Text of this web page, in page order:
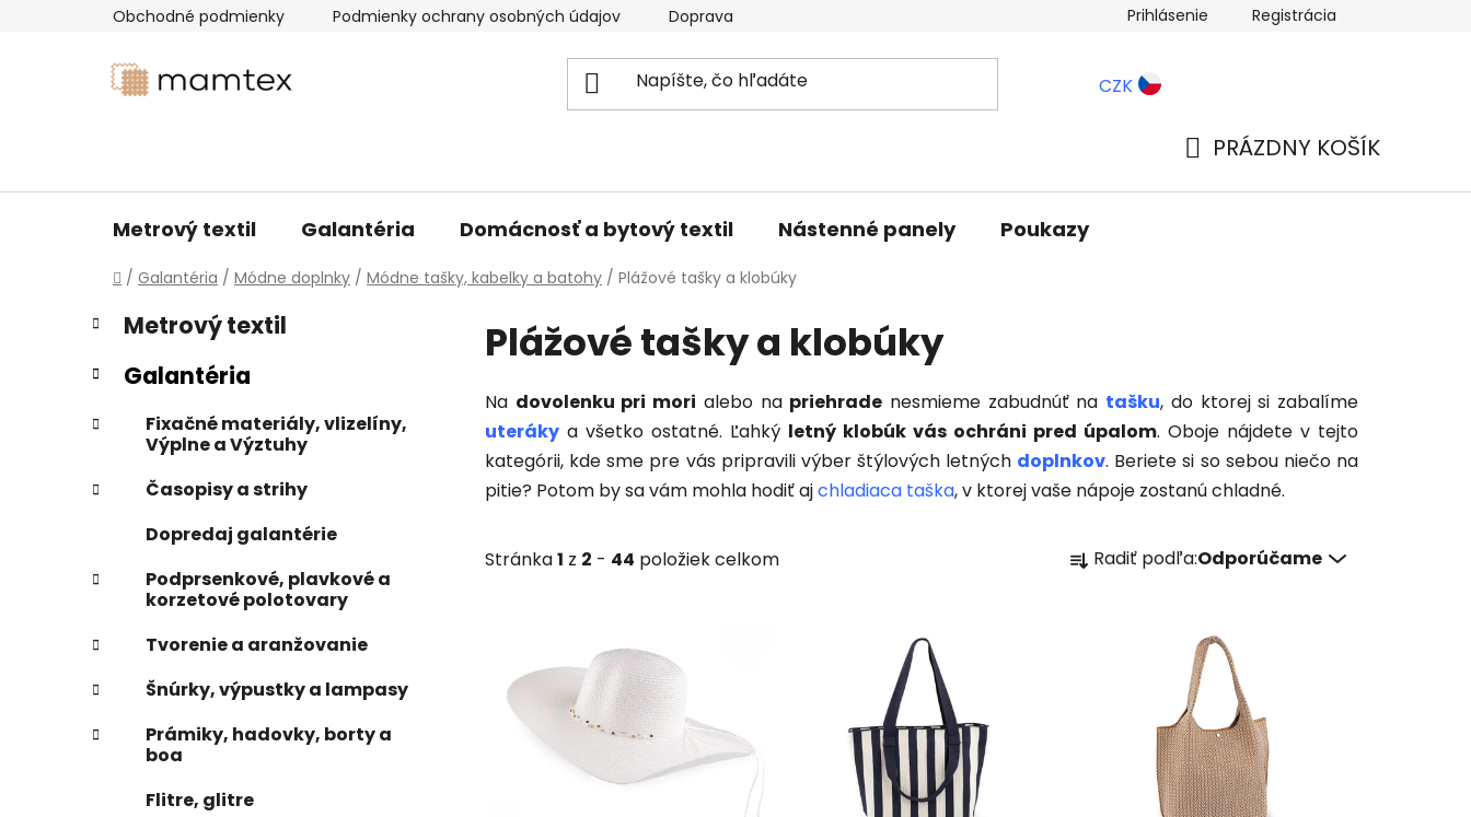
Obchodné podmienky Podmienky ochrany osobných údajov Doprava a platba Blog
Prihlásenie Registrácia
CZK
PRÁZDNY KOŠÍK
Metrový textil Galantéria Domácnosť a bytový textil Nástenné panely Poukazy
Domov
/ Galantéria / Módne doplnky / Módne tašky, kabelky a batohy / Plážové tašky a klobúky
B
o
č
ý
a
l
Preskočiť
kategórie
K
a
t
e
ó
i
e
Metrový textil
Galantéria
Fixačné materiály, vlizelíny,
Výplne a Výztuhy
Časopisy a strihy
Dopredaj galantérie
Podprsenkové, plavkové a
korzetové polotovary
Tvorenie a aranžovanie
Šnúrky, výpustky a lampasy
Prámiky, hadovky, borty a
boa
Flitre, glitre
Plážové tašky a klobúky
Na dovolenku pri mori alebo na priehrade nesmieme zabudnúť na tašku, do ktorej si zabalíme
uteráky a všetko ostatné. Ľahký letný klobúk vás ochráni pred úpalom. Oboje nájdete v tejto
kategórii, kde sme pre vás pripravili výber štýlových letných doplnkov. Beriete si so sebou niečo na
pitie? Potom by sa vám mohla hodiť ajchladiaca taška, v ktorej vaše nápoje zostanú chladné.
Stránka1 z 2 - 44 položiek celkom a Radiť podľa:Odporúčame